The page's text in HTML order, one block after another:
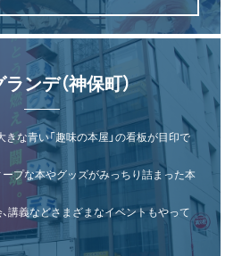
ンデ（神保町）
な青い「趣味の本屋」の看板が目印で
ープな本やグッズがみっちり詰まった本
講義などさまざまなイベントもやって